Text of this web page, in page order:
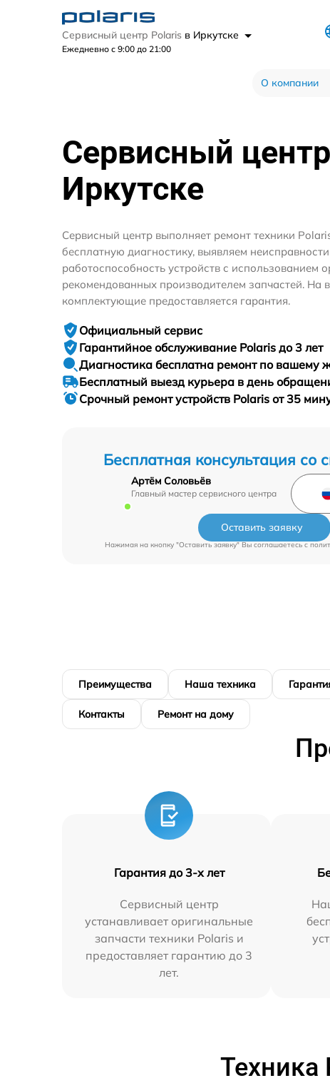
Сервисный центр Polaris в Иркутске
Ежедневно с 9:00 до 21:00
О компании
Сервисный центр
Иркутске
Бесплатная консультация со
Артём Соловьёв
Главный мастер сервисного центра
Оставить заявку
Нажимая на кнопку "Оставить заявку" Вы соглашаетесь c
Сервисный центр выполняет ремонт техники
бесплатную диагностику, выявляем
работоспособность устройств с использованием
рекомендованных производителем запчастей. На
комплектующие предоставляется гарантия.
Официальный сервис
Гарантийное обслуживание Polaris до 3 лет
Диагностика бесплатна ремонт по вашему
Бесплатный выезд курьера в день
Срочный ремонтустройств Polaris от 35
Преимущества Наша техника
Контакты Ремонт на дому
Гарантия до 3-х лет
Сервисный центр
устанавливает оригинальные
запчасти техники Polaris и
предоставляет гарантию до 3
лет.